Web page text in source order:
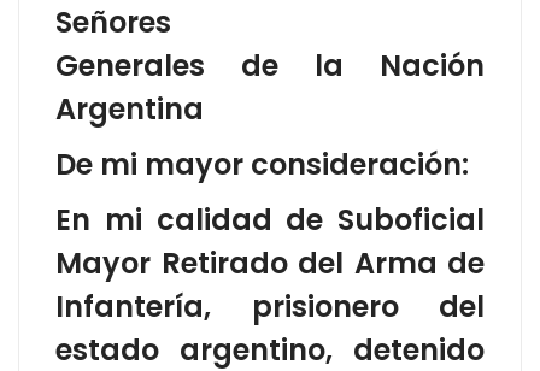
Señores
Generales de la Nación
Argentina
De mi mayor consideración:
En mi calidad de Suboficial
Mayor Retirado del Arma de
Infantería, prisionero del
estado argentino, detenido